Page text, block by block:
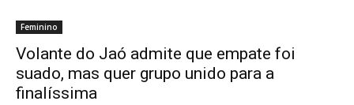
Feminino
Volante do Jaó admite que empate foi
suado, mas quer grupo unido para a
finalíssima